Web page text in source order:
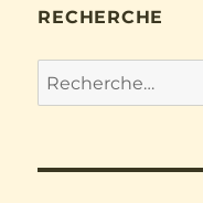
RECHERCHE
Recherche
pour :